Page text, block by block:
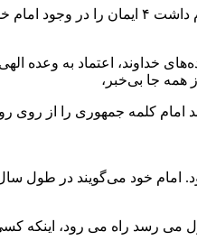
خداوند، اعتماد به وعده
همه جا بی‌خبر،
امام کلمه جمهوری را از روی
امام خود می‌گویند در طول
می رسد راه می رود، اینکه